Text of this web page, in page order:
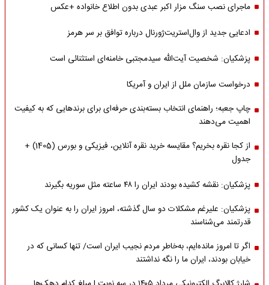
ماجرای نصب سنگ مزار اکبر عبدی بدون اطلاع خانواده +عکس
ادعایی جدید از وال‌استریت‌ژورنال درباره توافق بر سر هرمز
پزشکیان: شخصیت آیت‌الله سیدمجتبی خامنه‌ای استثنائی است
درخواست سازمان ملل از ایران و آمریکا
چاپ جعبه؛ راهنمای انتخاب بسته‌بندی حرفه‌ای برای برندهایی که به کیفیت
اهمیت می‌دهند
از کجا نقره بخریم؟ مقایسه خرید نقره آنلاین، فیزیکی و بورس (1405) +
جدول
پزشکیان: نقشه کشیده بودند ایران را ۴۸ ساعته مثل سوریه بگیرند
پزشکیان: علیرغم مشکلات دو سال گذشته، امروز ایران را به عنوان یک کشور
قدرتمند می‌شناسند
اگر تا امروز مانده‌ایم، به‌خاطر مردم نجیب ایران است/ تنها کسانی که در
خیابان بودند، ایران ما را نگه نداشتند